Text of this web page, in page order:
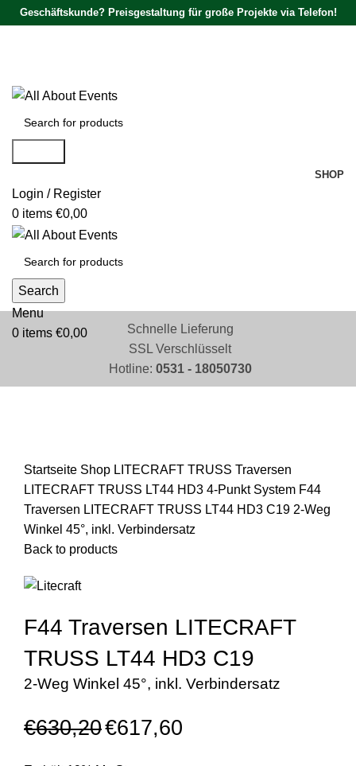
Geschäftskunde? Preisgestaltung für große Projekte via Telefon!
SHOP
Login / Register
0 items €0,00
Search
Menu
0 items €0,00
Schnelle Lieferung
SSL Verschlüsselt
Hotline: 0531 - 18050730
Startseite Shop LITECRAFT TRUSS Traversen
LITECRAFT TRUSS LT44 HD3 4-Punkt System F44
Traversen LITECRAFT TRUSS LT44 HD3 C19 2-Weg
Winkel 45°, inkl. Verbindersatz
Back to products
F44 Traversen LITECRAFT
TRUSS LT44 HD3 C19
2-Weg Winkel 45°, inkl. Verbindersatz
€630,20€617,60